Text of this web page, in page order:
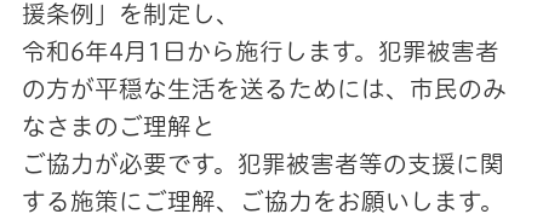
援条例」を制定し、
令和6年4月1日から施行します。犯罪被害者
の方が平穏な生活を送るためには、市民のみ
なさまのご理解と
ご協力が必要です。犯罪被害者等の支援に関
する施策にご理解、ご協力をお願いします。